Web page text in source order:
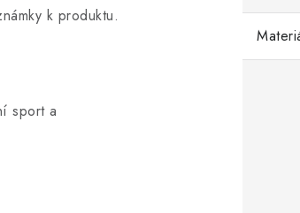
k produktu.
sport a